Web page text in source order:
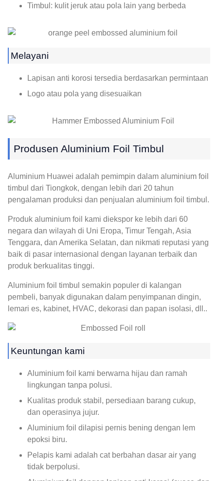
Timbul: kulit jeruk atau pola lain yang berbeda
Melayani
Lapisan anti korosi tersedia berdasarkan permintaan
Logo atau pola yang disesuaikan
Produsen Aluminium Foil Timbul
Aluminium Huawei adalah pemimpin dalam aluminium foil
timbul dari Tiongkok, dengan lebih dari 20 tahun
pengalaman produksi dan penjualan aluminium foil timbul.
Produk aluminium foil kami diekspor ke lebih dari 60
negara dan wilayah di Uni Eropa, Timur Tengah, Asia
Tenggara, dan Amerika Selatan, dan nikmati reputasi yang
baik di pasar internasional dengan layanan terbaik dan
produk berkualitas tinggi.
Aluminium foil timbul semakin populer di kalangan
pembeli, banyak digunakan dalam penyimpanan dingin,
lemari es, kabinet, HVAC, dekorasi dan papan isolasi, dll..
Keuntungan kami
Aluminium foil kami berwarna hijau dan ramah
lingkungan tanpa polusi.
Kualitas produk stabil, persediaan barang cukup,
dan operasinya jujur.
Aluminium foil dilapisi pernis bening dengan lem
epoksi biru.
Pelapis kami adalah cat berbahan dasar air yang
tidak berpolusi.